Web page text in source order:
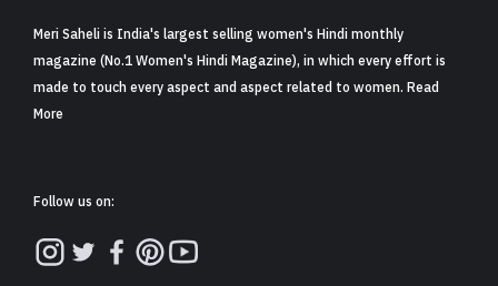
जब भी स्वेदशी चीज़ों के इस्तेमाल की बात आती है तब हमारे प्रधानमंत्री उसका
अग्रणी रहे हैं. चूंकि आज राष्ट्रीय हस्तकरघा दिवस (नेशनल हैंडलूम डे) है पर
सभी को इसे अपनाने और ख़रीदने की भी अपील की.